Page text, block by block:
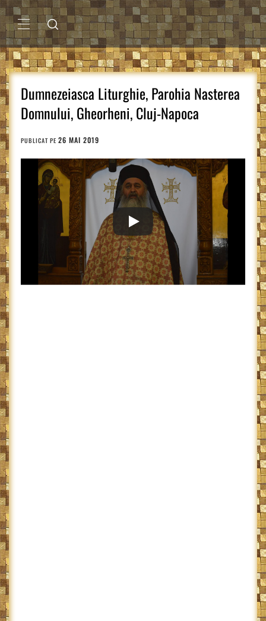
Sari
la
conținutMENIU
PRINCIPAL
Dumnezeiasca Liturghie, Parohia Nasterea
Domnului, Gheorheni, Cluj-Napoca
PUBLICAT PE 26 MAI 2019